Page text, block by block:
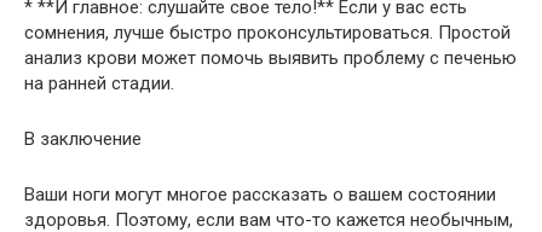
* **И главное: слушайте свое тело!** Если у вас есть
сомнения, лучше быстро проконсультироваться. Простой
анализ крови может помочь выявить проблему с печенью
на ранней стадии.
В заключение
Ваши ноги могут многое рассказать о вашем состоянии
здоровья. Поэтому, если вам что-то кажется необычным,